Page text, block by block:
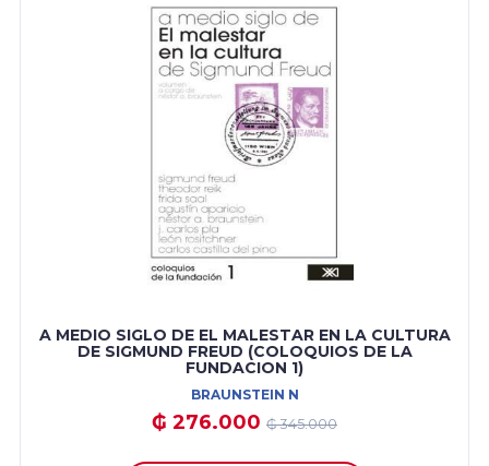
A MEDIO SIGLO DE EL MALESTAR EN LA CULTURA
DE SIGMUND FREUD (COLOQUIOS DE LA
FUNDACION 1)
BRAUNSTEIN N
₲ 276.000 ₲ 345.000